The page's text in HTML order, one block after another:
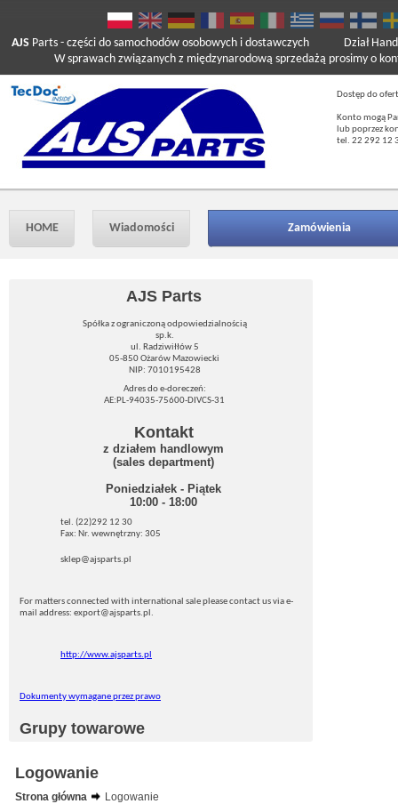
AJS Parts - części do samochodów osobowych i dostawczych
W sprawach związanych z międzynarodową sprzedażą prosimy o
Dział
Dostęp do
Konto mogą
lub poprzez
tel. 22 292 12
HOME Wiadomości Zamówienia
AJS Parts
Spółka z ograniczoną odpowiedzialnością
sp.k.
ul. Radziwiłłów 5
05-850 Ożarów Mazowiecki
NIP: 7010195428
Adres do e-doreczeń:
AE:PL-94035-75600-DIVCS-31
Kontakt
z działem handlowym
(sales department)
Poniedziałek - Piątek
10:00 - 18:00
tel. (22)292 12 30
Fax: Nr. wewnętrzny: 305
sklep@ajsparts.pl
For matters connected with international sale please contact us via e-
mail address: export@ajsparts.pl.
http://www.ajsparts.pl
Dokumenty wymagane przez prawo
Grupy towarowe
Logowanie
Strona główna
Logowanie